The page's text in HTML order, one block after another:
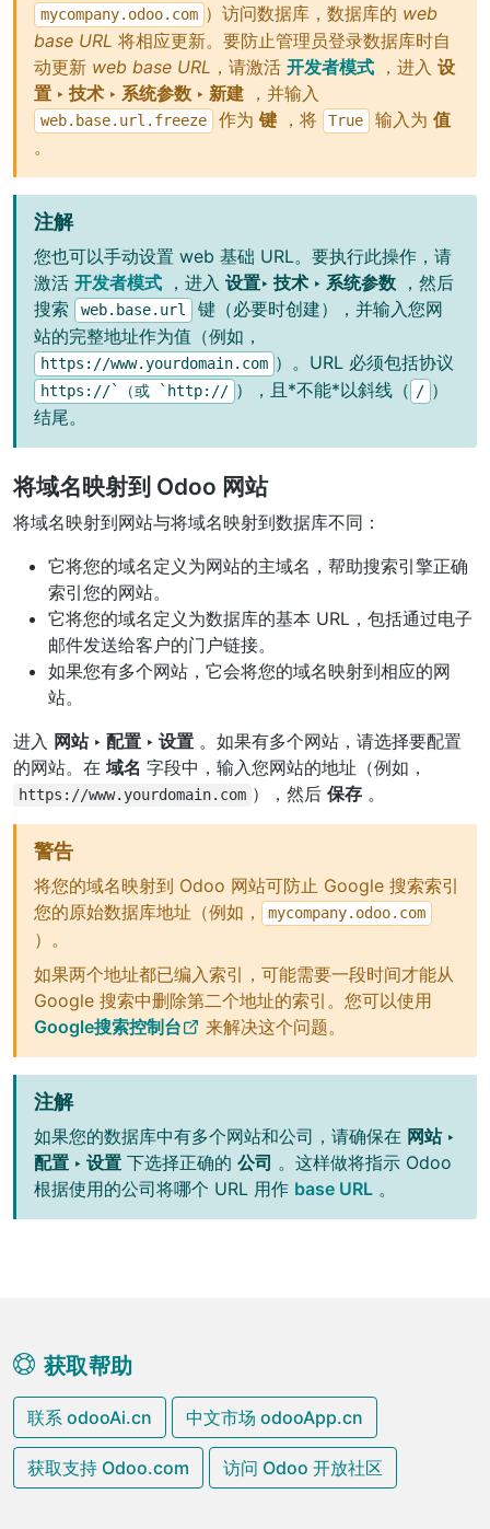
mycompany.odoo.com ）访问数据库，数据库的 web
base URL 将相应更新。要防止管理员登录数据库时自
动更新 web base URL ，请激活 开发者模式 ，进入 设
置 ‣ 技术 ‣ 系统参数 ‣ 新建 ，并输入
web.base.url.freeze 作为 键，将 True 输入为值
。
注解
您也可以手动设置 web 基础 URL。要执行此操作，请
激活 开发者模式 ，进入 设置‣ 技术 ‣ 系统参数 ，然后
搜索
web.base.url
键（必要时创建），并输入您网
站的完整地址作为值（例如，
https://www.yourdomain.com ）。URL 必须包括协议
https://`（或 `http:// ），且*不能*以斜线（ / ）
结尾。
将域名映射到 Odoo 网站
将域名映射到网站与将域名映射到数据库不同：
它将您的域名定义为网站的主域名，帮助搜索引擎正确
索引您的网站。
它将您的域名定义为数据库的基本 URL，包括通过电子
邮件发送给客户的门户链接。
如果您有多个网站，它会将您的域名映射到相应的网
站。
进入 网站 ‣ 配置 ‣ 设置 。如果有多个网站，请选择要配置
的网站。在 域名 字段中，输入您网站的地址（例如，
https://www.yourdomain.com ），然后 保存。
警告
将您的域名映射到 Odoo 网站可防止 Google 搜索索引
您的原始数据库地址（例如，
mycompany.odoo.com
）。
如果两个地址都已编入索引，可能需要一段时间才能从
Google 搜索中删除第二个地址的索引。您可以使用
Google搜索控制台
来解决这个问题。
注解
如果您的数据库中有多个网站和公司，请确保在 网站 ‣
配置 ‣ 设置 下选择正确的 公司 。这样做将指示 Odoo
根据使用的公司将哪个 URL 用作 base URL 。
获取帮助
联系 odooAi.cn 中文市场 odooApp.cn
获取支持 Odoo.com 访问 Odoo 开放社区